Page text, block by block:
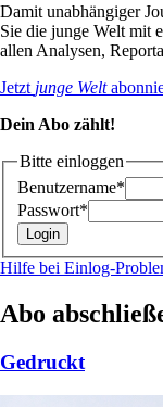
Damit unabhängiger
Sie die junge Welt mit
allen Analysen,
Jetzt junge Welt
Dein Abo zählt!
Bitte einloggen
Benutzername*
Passwort*
Hilfe bei Einlog-
Abo
Gedruckt